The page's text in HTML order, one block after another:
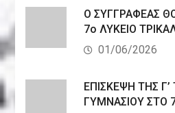
Ο ΣΥΓΓΡΑΦΕΑΣ
7ο ΛΥΚΕΙΟ
01/06/2026
ΕΠΙΣΚΕΨΗ ΤΗΣ
ΓΥΜΝΑΣΙΟΥ ΣΤΟ